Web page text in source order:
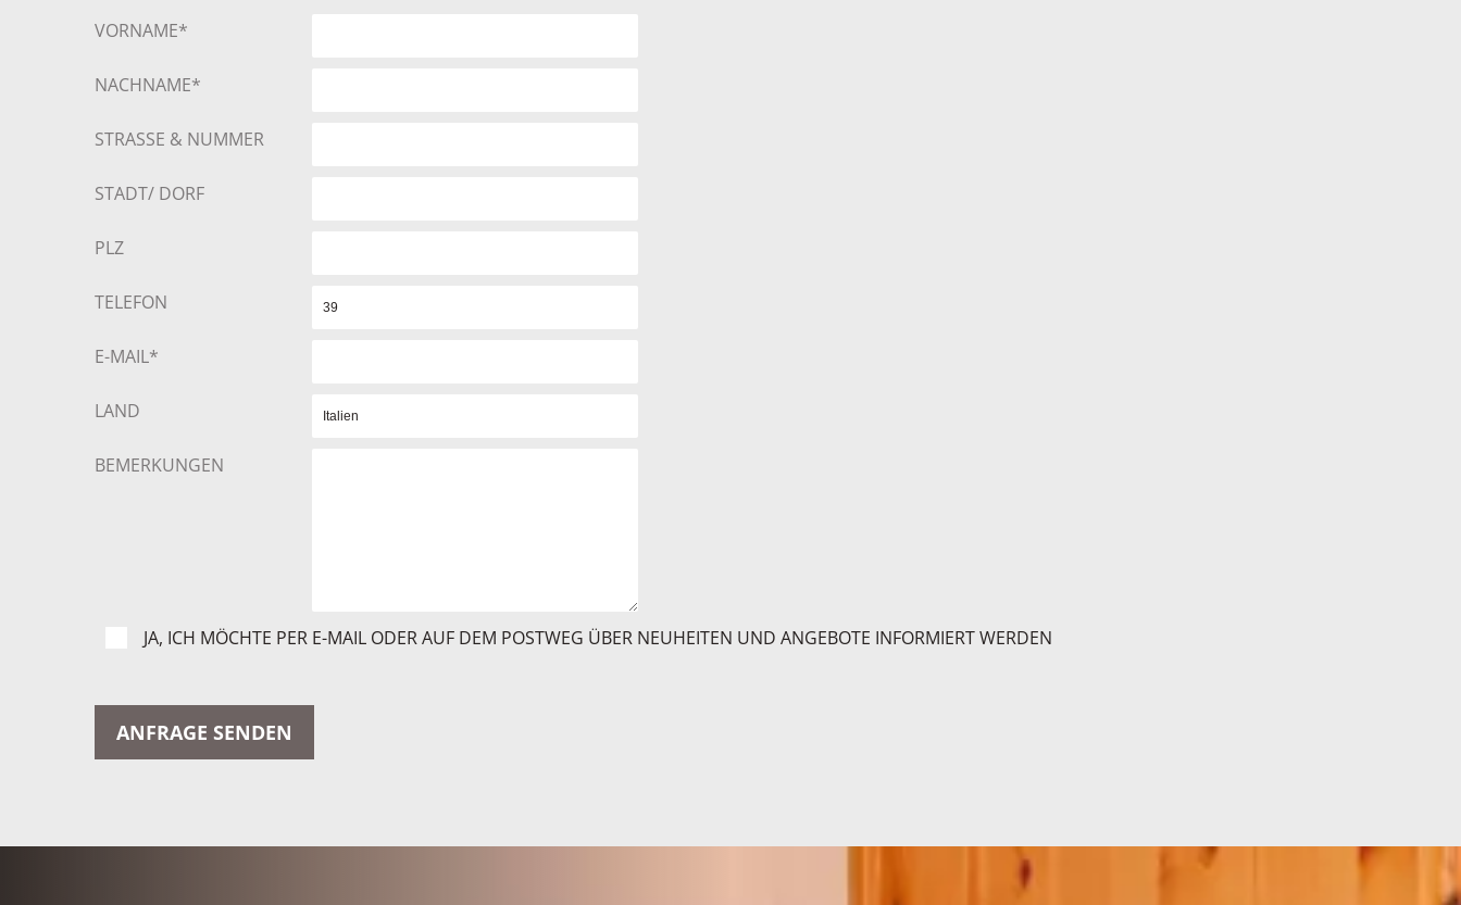
VORNAME*
NACHNAME*
STRASSE & NUMMER
STADT/ DORF
PLZ
TELEFON
E-MAIL*
LAND
BEMERKUNGEN
JA, ICH MÖCHTE PER E-MAIL ODER AUF DEM POSTWEG ÜBER NEUHEITEN UND ANGEBOTE INFORMIERT WERDEN